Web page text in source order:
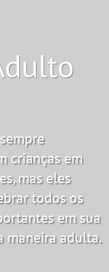
crianças em
mas eles
todos os
em sua
maneira adulta.